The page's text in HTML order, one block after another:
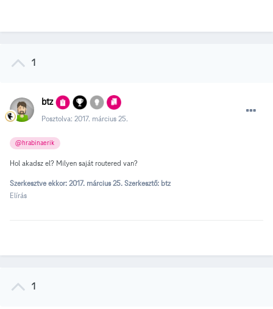
1
btz
Posztolva: 2017. március 25.
@hrabinaerik
Hol akadsz el? Milyen saját routered van?
Szerkesztve ekkor: 2017. március 25. Szerkesztő: btz
Elírás
1